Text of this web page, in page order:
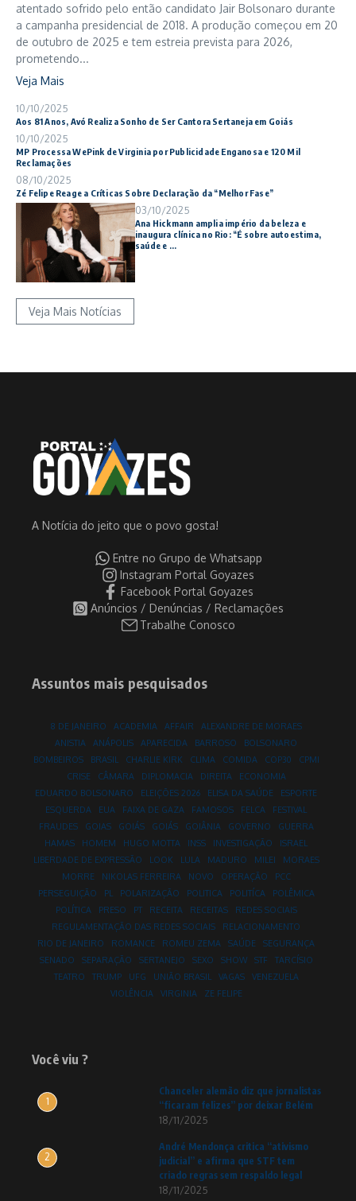
atentado sofrido pelo então candidato Jair Bolsonaro durante
a campanha presidencial de 2018. A produção começou em 20
de outubro de 2025 e tem estreia prevista para 2026,
prometendo...
Veja Mais
10/10/2025
Aos 81 Anos, Avó Realiza Sonho de Ser Cantora Sertaneja em Goiás
10/10/2025
MP Processa WePink de Virginia por Publicidade Enganosa e 120 Mil
Reclamações
08/10/2025
Zé Felipe Reage a Críticas Sobre Declaração da “Melhor Fase”
03/10/2025
Ana Hickmann amplia império da beleza e
inaugura clínica no Rio: “É sobre autoestima,
saúde e ...
Veja Mais Notícias
A Notícia do jeito que o povo gosta!
Entre no Grupo de Whatsapp
Instagram Portal Goyazes
Facebook Portal Goyazes
Anúncios / Denúncias / Reclamações
Trabalhe Conosco
Assuntos mais pesquisados
8 DE JANEIRO ACADEMIA AFFAIR
ALEXANDRE DE MORAES
ANISTIA
ANÁPOLIS APARECIDA BARROSO
BOLSONARO
BOMBEIROS
BRASIL CHARLIE KIRK CLIMA COMIDA COP30
CPMI
CRISE
CÂMARA DIPLOMACIA DIREITA
ECONOMIA
EDUARDO BOLSONARO
ELEIÇÕES 2026 ELISA DA SAÚDE
ESPORTE
ESQUERDA
EUA FAIXA DE GAZA FAMOSOS FELCA
FESTIVAL
FRAUDES
GOIAS GOIÁS GOIÁS GOIÂNIA GOVERNO
GUERRA
HAMAS
HOMEM HUGO MOTTA INSS INVESTIGAÇÃO
ISRAEL
LIBERDADE DE EXPRESSÃO
LOOK LULA MADURO MILEI
MORAES
MORRE
NIKOLAS FERREIRA NOVO OPERAÇÃO
PCC
PERSEGUIÇÃO
PL POLARIZAÇÃO POLITICA POLITÍCA
POLÊMICA
POLÍTICA
PRESO PT RECEITA RECEITAS
REDES SOCIAIS
REGULAMENTAÇÃO DAS REDES SOCIAIS
RELACIONAMENTO
RIO DE JANEIRO
ROMANCE ROMEU ZEMA SAÚDE
SEGURANÇA
SENADO
SEPARAÇÃO SERTANEJO SEXO SHOW STF
TARCÍSIO
TEATRO
TRUMP UFG UNIÃO BRASIL VAGAS
VENEZUELA
VIOLÊNCIA
VIRGINIA ZE FELIPE
Você viu ?
1
Chanceler alemão diz que jornalistas
“ficaram felizes” por deixar Belém
18/11/2025
2
André Mendonça critica “ativismo
judicial” e afirma que STF tem
criado regras sem respaldo legal
18/11/2025